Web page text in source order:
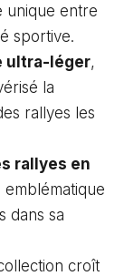
unique entre
sportive.
ultra-léger,
la
rallyes les
rallyes en
emblématique
dans sa
croît